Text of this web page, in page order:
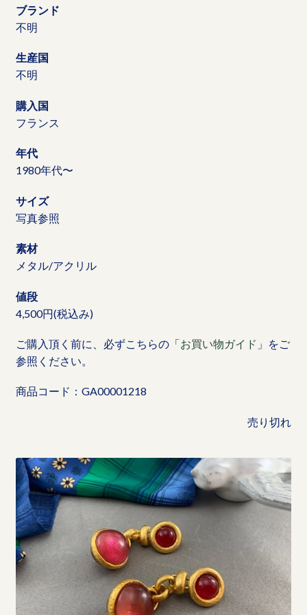
ブランド
不明
生産国
不明
購入国
フランス
年代
1980年代〜
サイズ
写真参照
素材
メタル/アクリル
値段
4,500円(税込み)
ご購入頂く前に、必ずこちらの「お買い物ガイド 」をご
参照ください。
商品コード：GA00001218
売り切れ